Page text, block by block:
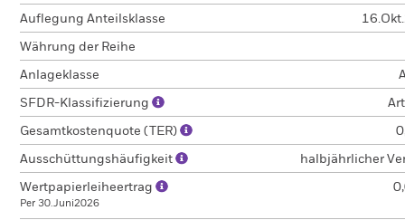
Auflegung Anteilsklasse
Währung der Reihe
Anlageklasse
SFDR-Klassifizierung
Gesamtkostenquote (TER)
Ausschüttungshäufigkeit halbjährlicher
Wertpapierleiheertrag
Per 30.Juni2026